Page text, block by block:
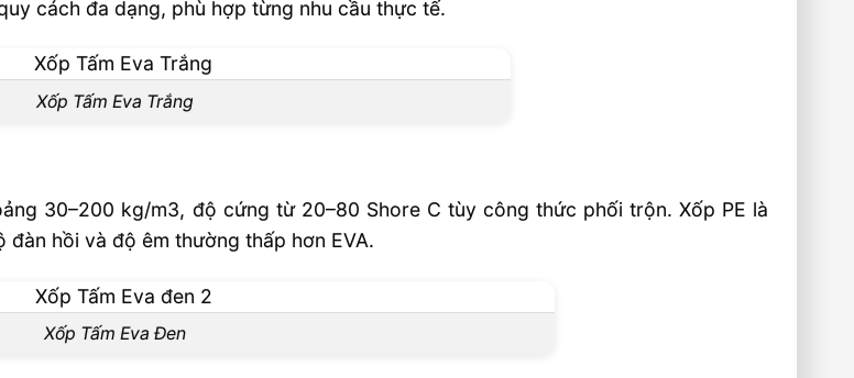
cách đa dạng, phù hợp từng nhu cầu thực tế.
Xốp Tấm Eva Trắng
30–200 kg/m3, độ cứng từ 20–80 Shore C tùy công thức phối trộn. Xốp PE là
hồi và độ êm thường thấp hơn EVA.
Xốp Tấm Eva Đen